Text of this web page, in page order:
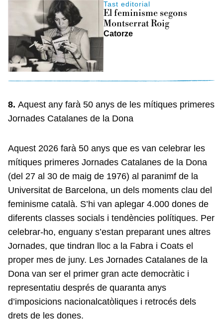
Tast editorial
El feminisme segons
Montserrat Roig
Catorze
8. Aquest any farà 50 anys de les mítiques primeres
Jornades Catalanes de la Dona
Aquest 2026 farà 50 anys que es van celebrar les
mítiques primeres Jornades Catalanes de la Dona
(del 27 al 30 de maig de 1976) al paranimf de la
Universitat de Barcelona, un dels moments clau del
feminisme català. S’hi van aplegar 4.000 dones de
diferents classes socials i tendències polítiques. Per
celebrar-ho, enguany s’estan preparant unes altres
Jornades, que tindran lloc a la Fabra i Coats el
proper mes de juny. Les Jornades Catalanes de la
Dona van ser el primer gran acte democràtic i
representatiu després de quaranta anys
d’imposicions nacionalcatòliques i retrocés dels
drets de les dones.